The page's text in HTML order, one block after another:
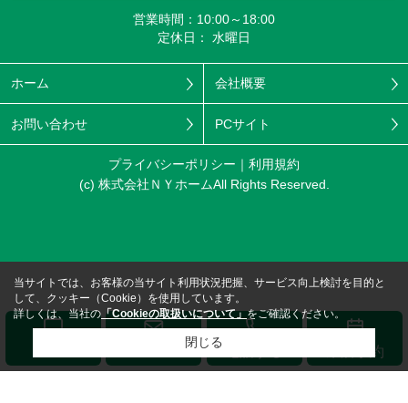
営業時間：10:00～18:00
定休日： 水曜日
ホーム 会社概要
お問い合わせ PCサイト
プライバシーポリシー
利用規約
(c) 株式会社ＮＹホームAll Rights Reserved.
来店予約
当サイトでは、お客様の当サイト利用状況把握、サービス向上検討を目的と
して、クッキー（Cookie）を使用しています。
詳しくは、当社の 「Cookieの取扱いについて」をご確認ください。
閉じる